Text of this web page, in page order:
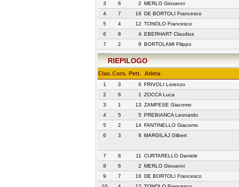
3
6 2 MERLO Giovanni
4
7 16 DE BORTOLI Francesco
5
4 12 TONOLO Francesco
6
8 4 EBERHART Claudius
7
2 9 BORTOLAMI Filippo
RIEPILOGO
Clas.Cors. Pett. Atleta
1 3 6 FRIVOLI Lorenzo
2
6 1 ZOCCA Luca
3
1 13 ZAMPESE Giacomo
4
5 5 PREBIANCA Leonardo
5
2 14 FANTINELLO Giacomo
6
3 8 MARGILAJ Gilbert
7
8 11 CURTARELLO Daniele
8
6 2 MERLO Giovanni
9
7 16 DE BORTOLI Francesco